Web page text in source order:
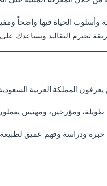
وأسلوب الحياة فيها واضحاً
تحترم التقاليد وتساعدك
المملكة العربية
طويلة، ومؤرخين، ومهنيين
ودراسة وفهم عميق